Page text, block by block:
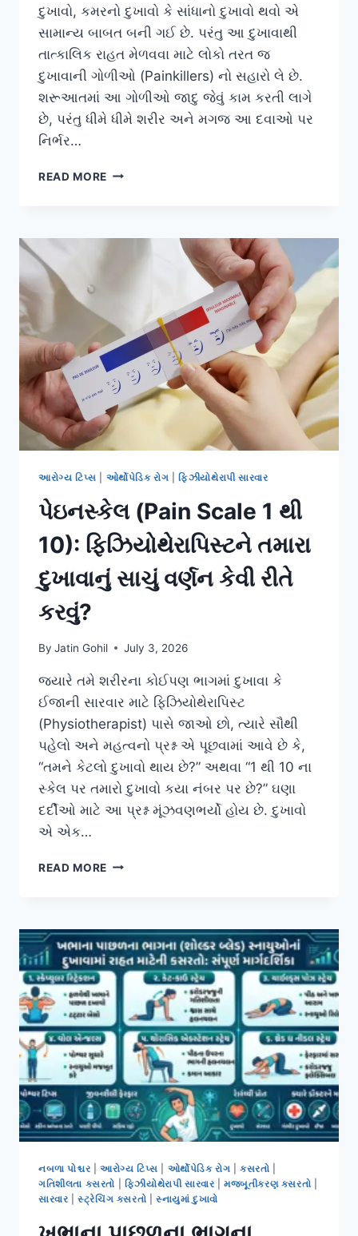
દુખાવો, કમરનો દુખાવો કે સાંધાનો દુખાવો થવો એ
સામાન્ય બાબત બની ગઈ છે. પરંતુ આ દુખાવાથી
તાત્કાલિક રાહત મેળવવા માટે લોકો તરત જ
દુખાવાની ગોળીઓ (Painkillers) નો સહારો લે છે.
શરૂઆતમાં આ ગોળીઓ જાદુ જેવું કામ કરતી લાગે
છે, પરંતુ ધીમે ધીમે શરીર અને મગજ આ દવાઓ પર
નિર્ભર…
READ MORE દુખાવાની
(PAINKILLER
આરોગ્ય ટિપ્સ ઓર્થોપેડિક રોગ |ફિઝીયોથેરાપી સારવાર
પેઇનસ્કેલ (Pain Scale 1 થી
10): ફિઝિયોથેરાપિસ્ટને તમારા
દુખાવાનું સાચું વર્ણન કેવી રીતે
કરવું?
By Jatin Gohil July 3, 2026
જ્યારે તમે શરીરના કોઈપણ ભાગમાં દુખાવા કે
ઈજાની સારવાર માટે ફિઝિયોથેરાપિસ્ટ
(Physiotherapist) પાસે જાઓ છો, ત્યારે સૌથી
પહેલો અને મહત્વનો પ્રશ્ન એ પૂછવામાં આવે છે કે,
“તમને કેટલો દુખાવો થાય છે?” અથવા “1 થી 10 ના
સ્કેલ પર તમારો દુખાવો કયા નંબર પર છે?” ઘણા
દર્દીઓ માટે આ પ્રશ્ન મૂંઝવણભર્યો હોય છે. દુખાવો
એ એક…
READ MORE પેઇનસ્કેલ
થી
10):
ફિઝિયોથેરાપિસ્ટને
તમારા
દુખાવાનું
વર્ણન
રીતે
કરવું?
નબળા પોશ્ચર આરોગ્ય ટિપ્સ ઓર્થોપેડિક રોગ |કસરતો
ગતિશીલતા કસરતો
ફિઝીયોથેરાપી સારવાર |મજબૂતીકરણ કસરતો
સારવાર |સ્ટ્રેચિંગ કસરતો સ્નાયુમાં દુખાવો